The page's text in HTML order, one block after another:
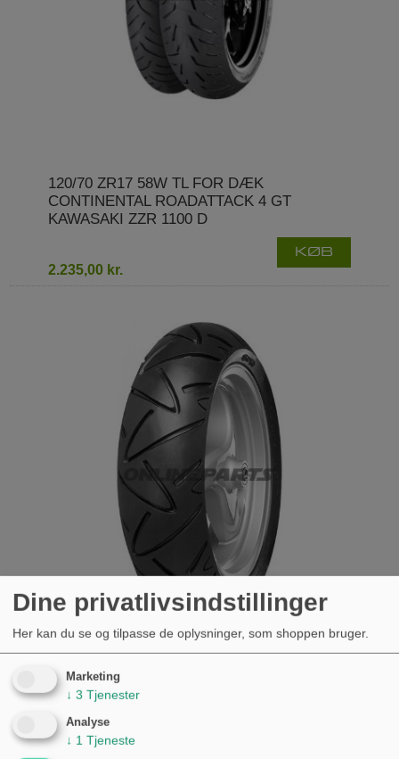
120/70 ZR17 58W TL FOR DÆK
CONTINENTAL ROADATTACK 4 GT
KAWASAKI ZZR 1100 D
2.235,00 kr.
KØB
TWIST VESPA LX 50 2T
499,00 kr.
Dine privatlivsindstillinger
Her kan du se og tilpasse de oplysninger, som shoppen bruger.
Marketing
↓ 3 Tjenester
Analyse
↓ 1 Tjeneste